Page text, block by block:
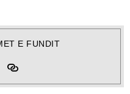
E FUNDIT